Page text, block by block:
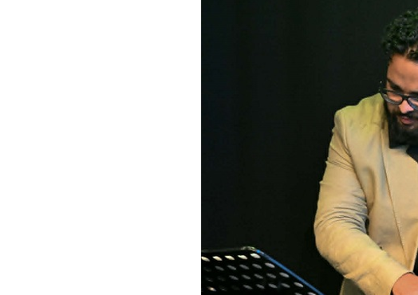
Jazz a Márványteremben – Mizar (2008. január 4.)
A 21. században meghalt magyar jazz muzsikusok – 109.
Exkluzív interjú Bóna Lászlóval